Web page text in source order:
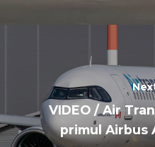
VIDEO / Air
primul Airbus